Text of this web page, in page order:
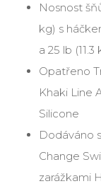
Nosnost
kg) s
a 25 lb
Opatřeno
Khaki Line
Silicone
Dodáváno
Change
zarážkami